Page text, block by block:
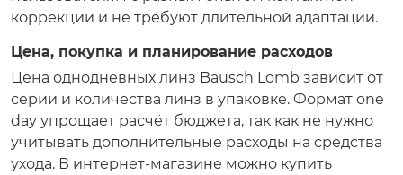
коррекции и не требуют длительной адаптации.
Цена, покупка и планирование расходов
Цена однодневных линз Bausch Lomb зависит от
серии и количества линз в упаковке. Формат one
day упрощает расчёт бюджета, так как не нужно
учитывать дополнительные расходы на средства
ухода. В интернет-магазине можно купить